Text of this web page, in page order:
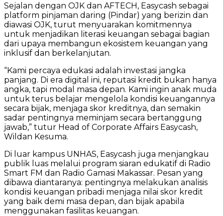
Sejalan dengan OJK dan AFTECH, Easycash sebagai
platform pinjaman daring (Pindar) yang berizin dan
diawasi OJK, turut menyuarakan komitmennya
untuk menjadikan literasi keuangan sebagai bagian
dari upaya membangun ekosistem keuangan yang
inklusif dan berkelanjutan.
“Kami percaya edukasi adalah investasi jangka
panjang. Di era digital ini, reputasi kredit bukan hanya
angka, tapi modal masa depan. Kami ingin anak muda
untuk terus belajar mengelola kondisi keuangannya
secara bijak, menjaga skor kreditnya, dan semakin
sadar pentingnya meminjam secara bertanggung
jawab,” tutur Head of Corporate Affairs Easycash,
Wildan Kesuma.
Di luar kampus UNHAS, Easycash juga menjangkau
publik luas melalui program siaran edukatif di Radio
Smart FM dan Radio Gamasi Makassar. Pesan yang
dibawa diantaranya: pentingnya melakukan analisis
kondisi keuangan pribadi menjaga nilai skor kredit
yang baik demi masa depan, dan bijak apabila
menggunakan fasilitas keuangan.